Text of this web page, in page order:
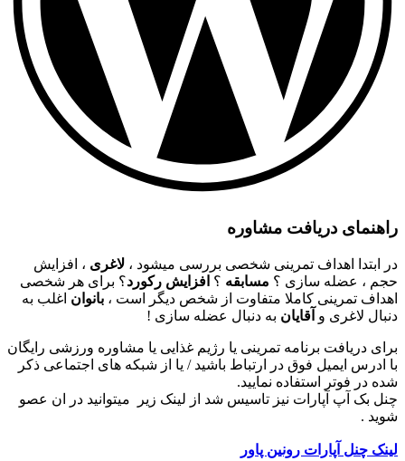
راهنمای دریافت مشاوره
در ابتدا اهداف تمرینی شخصی بررسی میشود ، لاغری ، افزایش
حجم ، عضله سازی ؟ مسابقه ؟ افزایش رکورد؟ برای هر شخصی
اهداف تمرینی کاملا متفاوت از شخص دیگر است ، بانوان اغلب به
دنبال لاغری و آقایان به دنبال عضله سازی !
برای دریافت برنامه تمرینی یا رژیم غذایی یا مشاوره ورزشی رایگان
با ادرس ایمیل فوق در ارتباط باشید / یا از شبکه های اجتماعی ذکر
شده در فوتر استفاده نمایید.
چنل بک آپ آپارات نیز تاسیس شد از لینک زیر میتوانید در ان عصو
شوید .
لینک چنل آپارات رونین پاور